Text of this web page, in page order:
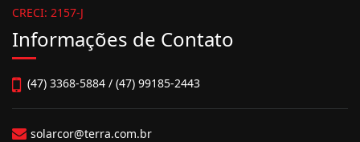
CRECI: 2157-J
Informações de Contato
(47) 3368-5884 / (47) 99185-2443
solarcor@terra.com.br